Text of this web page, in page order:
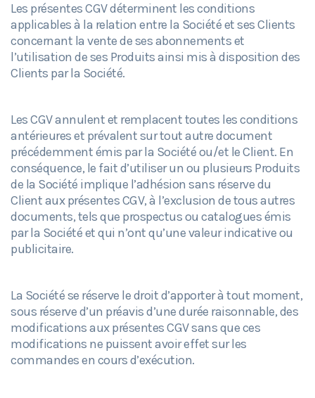
Les présentes CGV déterminent les conditions
applicables à la relation entre la Société et ses Clients
concernant la vente de ses abonnements et
l’utilisation de ses Produits ainsi mis à disposition des
Clients par la Société.
Les CGV annulent et remplacent toutes les conditions
antérieures et prévalent sur tout autre document
précédemment émis par la Société ou/et le Client. En
conséquence, le fait d’utiliser un ou plusieurs Produits
de la Société implique l’adhésion sans réserve du
Client aux présentes CGV, à l’exclusion de tous autres
documents, tels que prospectus ou catalogues émis
par la Société et qui n’ont qu’une valeur indicative ou
publicitaire.
La Société se réserve le droit d’apporter à tout moment,
sous réserve d’un préavis d’une durée raisonnable, des
modifications aux présentes CGV sans que ces
modifications ne puissent avoir effet sur les
commandes en cours d’exécution.